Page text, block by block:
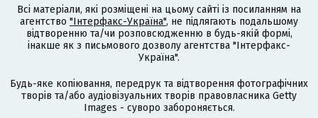
Всі матеріали, які розміщені на цьому сайті із посиланням на
агентство "Інтерфакс-Україна", не підлягають подальшому
відтворенню та/чи розповсюдженню в будь-якій формі,
інакше як з письмового дозволу агентства "Інтерфакс-
Україна".
Будь-яке копіювання, передрук та відтворення фотографічних
творів та/або аудіовізуальних творів правовласника Getty
Images - суворо забороняється.